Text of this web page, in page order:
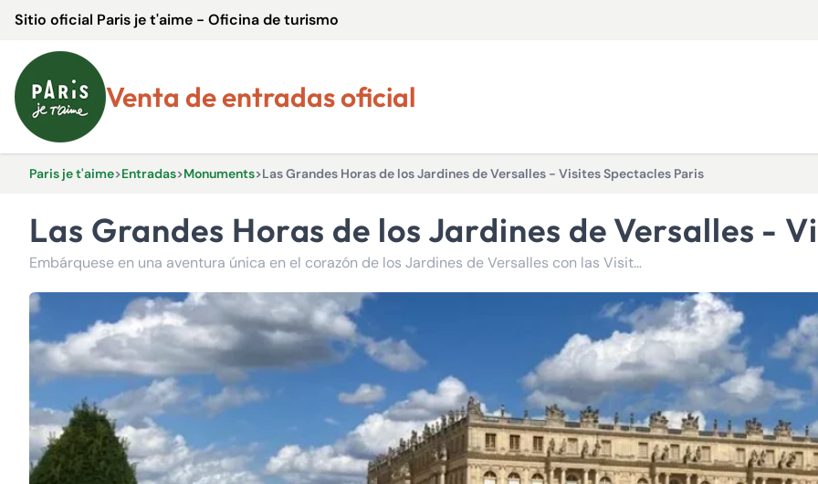
Sitio oficial Paris je t'aime - Oficina de turismo
Venta de entradas oficial
Paris je t'aime>Entradas>Monuments>Las Grandes Horas de los Jardines de Versalles - Visites Spectacles Paris
Las Grandes Horas de los Jardines de Versalles -
Embárquese en una aventura única en el corazón de los Jardines de Versalles con las Visites Spectacles Paris, que combinan teatro de calle y descubrimiento histórico.